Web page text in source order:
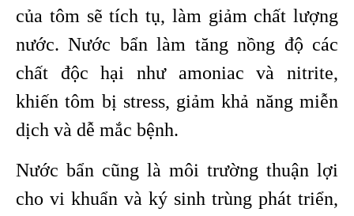
của tôm sẽ tích tụ, làm giảm chất lượng
nước. Nước bẩn làm tăng nồng độ các
chất độc hại như amoniac và nitrite,
khiến tôm bị stress, giảm khả năng miễn
dịch và dễ mắc bệnh.
Nước bẩn cũng là môi trường thuận lợi
cho vi khuẩn và ký sinh trùng phát triển,